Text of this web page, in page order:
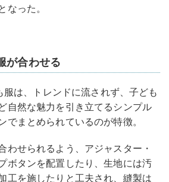
なった。
が合わせる
服は、トレンドに流されず、子ども
自然な魅力を引き立てるシンプル
でまとめられているのが特徴。
わせられるよう、アジャスター・
ボタンを配置したり、生地には汚
工を施したりと工夫され、縫製は